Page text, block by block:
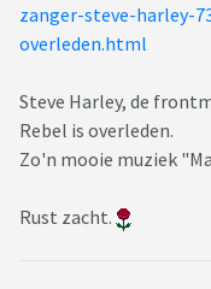
zanger-steve-harley-
overleden.html
Steve Harley, de
Rebel is overleden.
Zo'n mooie muziek
Rust zacht.